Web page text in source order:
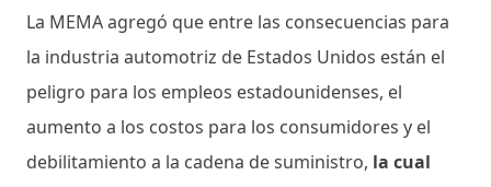
La MEMA agregó que entre las consecuencias para
la industria automotriz de Estados Unidos están el
peligro para los empleos estadounidenses, el
aumento a los costos para los consumidores y el
debilitamiento a la cadena de suministro, la cual